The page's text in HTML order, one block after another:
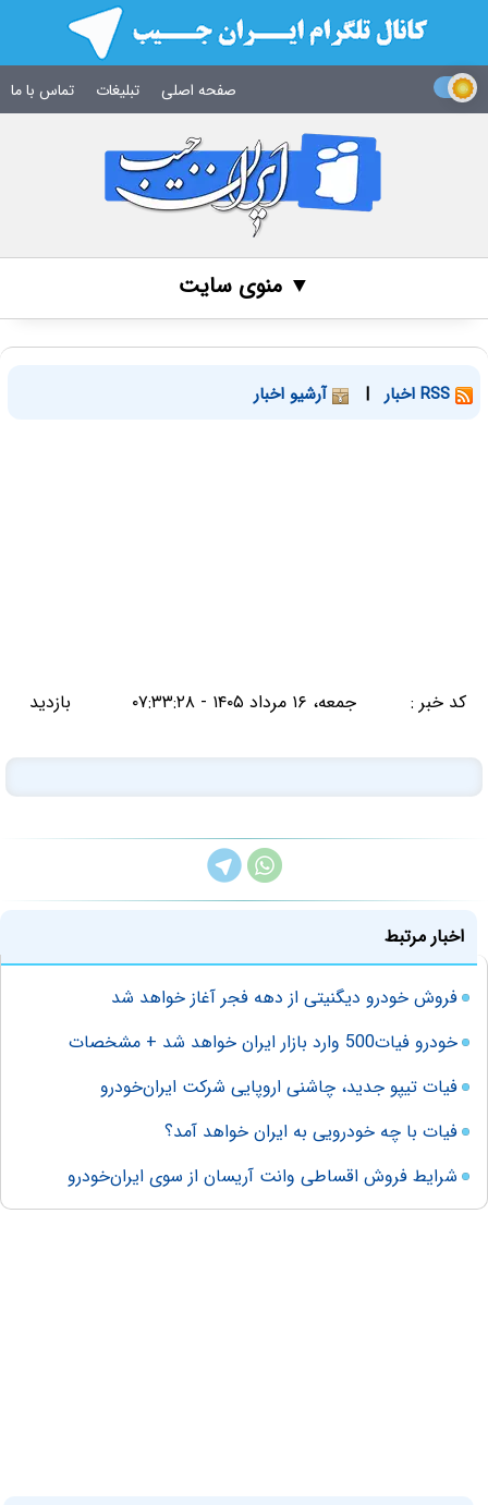
صفحه اصلی تبلیغات تماس با ما
▼ منوی سایت
| آرشیو اخبار
کد خبر : جمعه، ۱۶ مرداد ۱۴۰۵ - ۰۷:۳۳:۲۸ بازدید
اخبار مرتبط
فروش خودرو دیگنیتی از دهه فجر آغاز خواهد شد
خودرو فیات500 وارد بازار ایران خواهد شد + مشخصات
فیات تیپو جدید، چاشنی اروپایی شرکت ایران‌خودرو
فیات با چه خودرویی به ایران خواهد آمد؟
شرایط فروش اقساطی وانت آریسان از سوی ایران‌خودرو